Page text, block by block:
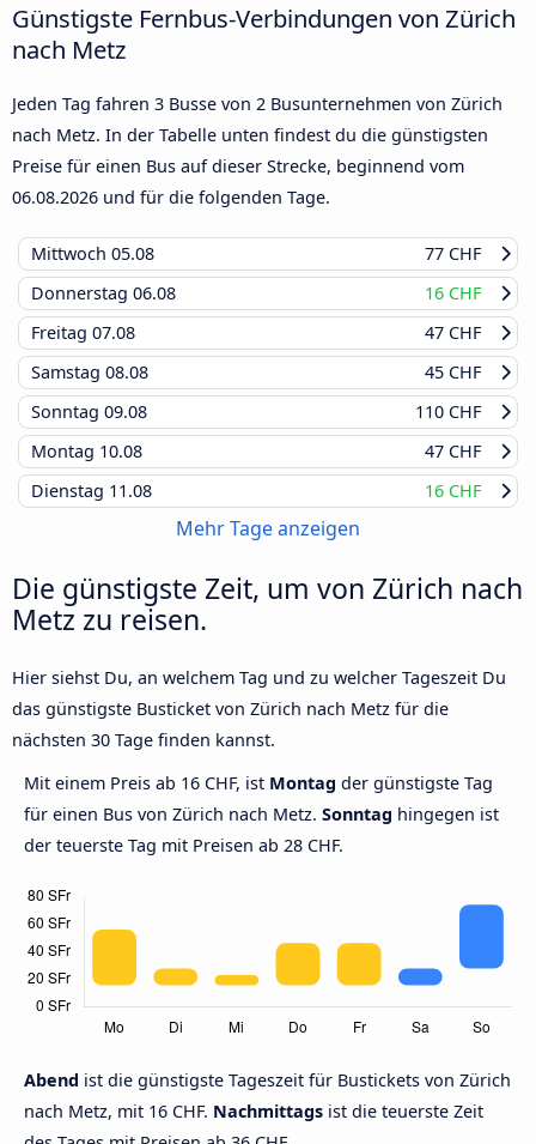
Günstigste Fernbus-Verbindungen von Zürich
nach Metz
Jeden Tag fahren 3 Busse von 2 Busunternehmen von Zürich
nach Metz. In der Tabelle unten findest du die günstigsten
Preise für einen Bus auf dieser Strecke, beginnend vom
06.08.2026 und für die folgenden Tage.
Mittwoch 05.08
77 CHF
Donnerstag 06.08
16 CHF
Freitag 07.08
47 CHF
Samstag 08.08
45 CHF
Sonntag 09.08
110 CHF
Montag 10.08
47 CHF
Dienstag 11.08 16 CHF
Mehr Tage anzeigen
Die günstigste Zeit, um von Zürich nach
Metz zu reisen.
Hier siehst Du, an welchem Tag und zu welcher Tageszeit Du
das günstigste Busticket von Zürich nach Metz für die
nächsten 30 Tage finden kannst.
Mit einem Preis ab 16 CHF, ist Montag der günstigste Tag
für einen Bus von Zürich nach Metz. Sonntag hingegen ist
der teuerste Tag mit Preisen ab 28 CHF.
Abend ist die günstigste Tageszeit für Bustickets von Zürich
nach Metz, mit 16 CHF. Nachmittags ist die teuerste Zeit